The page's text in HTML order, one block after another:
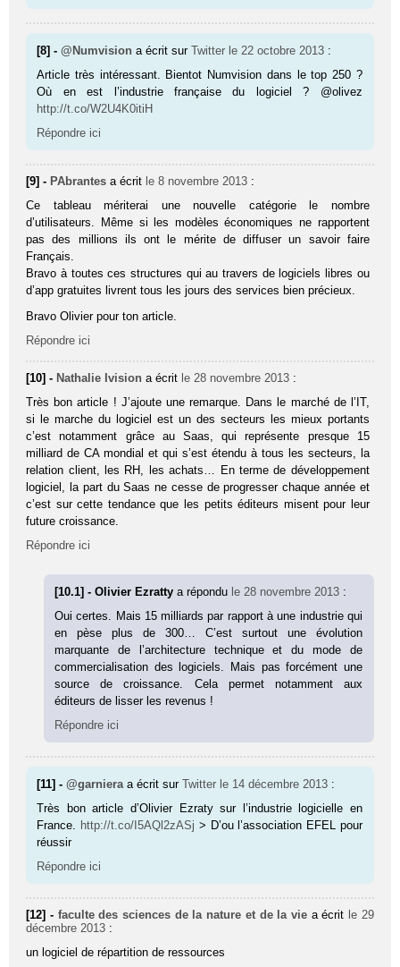
[8] -@Numvision a écrit surTwitter le 22 octobre 2013 :
Article très intéressant. Bientot Numvision dans le top 250 ?
Où en est l’industrie française du logiciel ? @olivez
http://t.co/W2U4K0itiH
Répondre ici
[9] - PAbrantes a écrit le 8 novembre 2013 :
Ce tableau mériterai une nouvelle catégorie le nombre
d’utilisateurs. Même si les modèles économiques ne rapportent
pas des millions ils ont le mérite de diffuser un savoir faire
Français.
Bravo à toutes ces structures qui au travers de logiciels libres ou
d’app gratuites livrent tous les jours des services bien précieux.
Bravo Olivier pour ton article.
Répondre ici
[10] - Nathalie Ivision a écrit le 28 novembre 2013 :
Très bon article ! J’ajoute une remarque. Dans le marché de l’IT,
si le marche du logiciel est un des secteurs les mieux portants
c’est notamment grâce au Saas, qui représente presque 15
milliard de CA mondial et qui s’est étendu à tous les secteurs, la
relation client, les RH, les achats… En terme de développement
logiciel, la part du Saas ne cesse de progresser chaque année et
c’est sur cette tendance que les petits éditeurs misent pour leur
future croissance.
Répondre ici
[10.1] - Olivier Ezrattya répondu le 28 novembre 2013 :
Oui certes. Mais 15 milliards par rapport à une industrie qui
en pèse plus de 300… C’est surtout une évolution
marquante de l’architecture technique et du mode de
commercialisation des logiciels. Mais pas forcément une
source de croissance. Cela permet notamment aux
éditeurs de lisser les revenus !
Répondre ici
[11] -@garniera a écrit surTwitter le 14 décembre 2013 :
Très bon article d’Olivier Ezraty sur l’industrie logicielle en
France. http://t.co/I5AQl2zASj > D’ou l’association EFEL pour
réussir
Répondre ici
[12] - faculte des sciences de la nature et de la vie a écrit le 29
décembre 2013 :
un logiciel de répartition de ressources